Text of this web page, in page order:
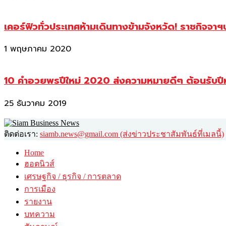
เคอร์ฟิวทั่วประเทศห้ามเดินทางข้ามจังหวัด! ราชกิจจา
1 พฤษภาคม 2020
10 คำอวยพรปีใหม่ 2020 ส่งความหมายดีๆ ต้อนรับ
25 ธันวาคม 2019
ติดต่อเรา: siamb.news@gmail.com (ส่งข่าวประชาสัมพันธ์ที่เมลนี้)
Home
ฮอตนิวส์
เศรษฐกิจ / ธุรกิจ / การตลาด
การเมือง
รายงาน
บทความ